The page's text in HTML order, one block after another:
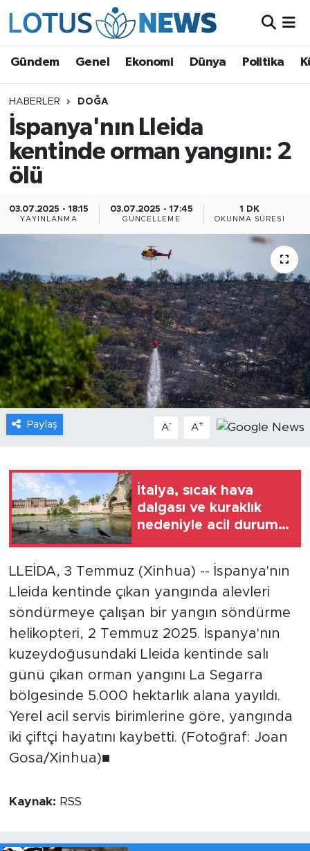
Gündem Genel Ekonomi Dünya Politika
HABERLER DOĞA
İspanya'nın Lleida
kentinde orman yangını: 2
ölü
03.07.2025 - 18:15
YAYINLANMA
03.07.2025 - 17:45
GÜNCELLEME
1 DK
OKUNMA SÜRESI
Paylaş A- A+
İtalya, sıcak hava
dalgası ve kuraklık
nedeniyle acil durum
LLEİDA, 3 Temmuz (Xinhua) -- İspanya'nın
Lleida kentinde çıkan yangında alevleri
söndürmeye çalışan bir yangın söndürme
helikopteri, 2 Temmuz 2025. İspanya'nın
kuzeydoğusundaki Lleida kentinde salı
günü çıkan orman yangını La Segarra
bölgesinde 5.000 hektarlık alana yayıldı.
Yerel acil servis birimlerine göre, yangında
iki çiftçi hayatını kaybetti. (Fotoğraf: Joan
Gosa/Xinhua)■
Kaynak: RSS
Ekonomi
Dünya
Politika
Çin Fuarları
Gündem
Video
Sağlık
Xinhua
Xinhua Türkiye
Seyahat